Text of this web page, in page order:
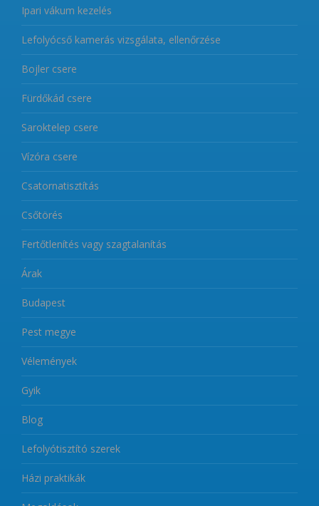
Ipari vákum kezelés
Lefolyócső kamerás vizsgálata, ellenőrzése
Bojler csere
Fürdőkád csere
Saroktelep csere
Vízóra csere
Csatornatisztítás
Csőtörés
Fertőtlenítés vagy szagtalanítás
Árak
Budapest
Pest megye
Vélemények
Gyik
Blog
Lefolyótisztító szerek
Házi praktikák